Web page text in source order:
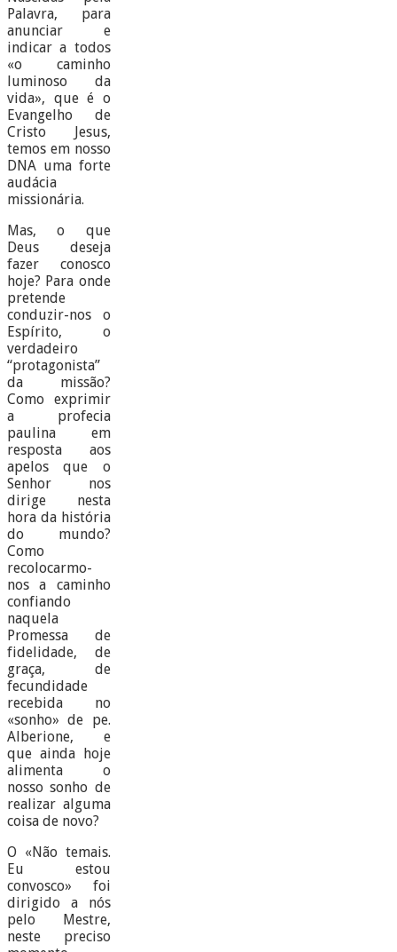
Palavra, para
anunciar e
indicar a todos
«o caminho
luminoso da
vida», que é o
Evangelho de
Cristo Jesus,
temos em nosso
DNA uma forte
audácia
missionária.
Mas, o que
Deus deseja
fazer conosco
hoje? Para onde
pretende
conduzir-nos o
Espírito, o
verdadeiro
“protagonista”
da missão?
Como exprimir
a profecia
paulina em
resposta aos
apelos que o
Senhor nos
dirige nesta
hora da história
do mundo?
Como
recolocarmo-
nos a caminho
confiando
naquela
Promessa de
fidelidade, de
graça, de
fecundidade
recebida no
«sonho» de pe.
Alberione, e
que ainda hoje
alimenta o
nosso sonho de
realizar alguma
coisa de novo?
O «Não temais.
Eu estou
convosco» foi
dirigido a nós
pelo Mestre,
neste preciso